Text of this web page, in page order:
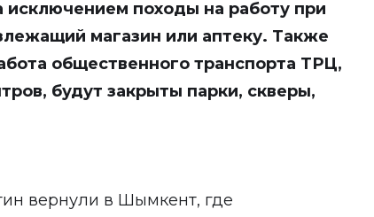
походы на работу при
магазин или аптеку. Также
общественного транспорта ТРЦ,
будут закрыты парки, скверы,
вернули в Шымкент, где